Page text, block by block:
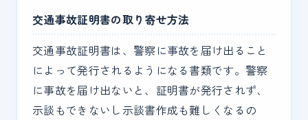
交通事故証明書の取り寄せ方法
交通事故証明書は、警察に事故を届け出ること
によって発行されるようになる書類です。警察
に事故を届け出ないと、証明書が発行されず、
示談もできないし示談書作成も難しくなるの